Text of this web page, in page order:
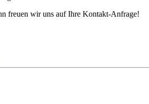
freuen wir uns auf Ihre Kontakt-Anfrage!